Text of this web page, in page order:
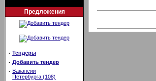
Предложения
· Тендеры
· Добавить тендер
· Вакансии
Петербурга (108)